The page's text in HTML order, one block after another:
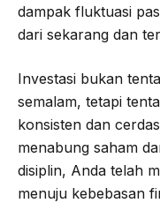
dampak fluktuasi
dari sekarang dan
Investasi bukan
semalam, tetapi
konsisten dan
menabung saham
disiplin, Anda telah
menuju kebebasan